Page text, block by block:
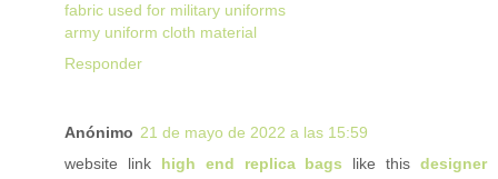
fabric used for military uniforms
army uniform cloth material
Responder
Anónimo 21 de mayo de 2022 a las 15:59
website link high end replica bags like this designer